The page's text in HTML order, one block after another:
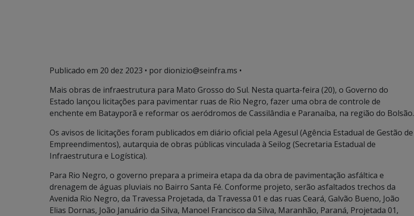
Publicado em 20 dez 2023 • por dionizio@seinfra.ms •
Mais obras de infraestrutura para Mato Grosso do Sul. Nesta quarta-feira (20), o Governo do
Estado lançou licitações para pavimentar ruas de Rio Negro, fazer uma obra de controle de
enchente em Batayporã e reformar os aeródromos de Cassilândia e Paranaíba, na região do Bolsão.
Os avisos de licitações foram publicados em diário oficial pela Agesul (Agência Estadual de Gestão de
Empreendimentos), autarquia de obras públicas vinculada à Seilog (Secretaria Estadual de
Infraestrutura e Logística).
Para Rio Negro, o governo prepara a primeira etapa da da obra de pavimentação asfáltica e
drenagem de águas pluviais no Bairro Santa Fé. Conforme projeto, serão asfaltados trechos da
Avenida Rio Negro, da Travessa Projetada, da Travessa 01 e das ruas Ceará, Galvão Bueno, João
Elias Dornas, João Januário da Silva, Manoel Francisco da Silva, Maranhão, Paraná, Projetada 01,